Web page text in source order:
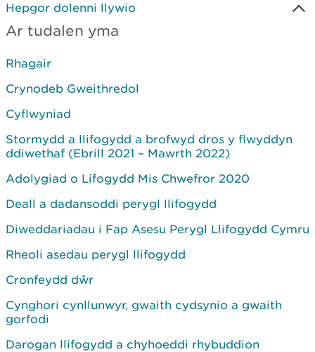
Hepgor dolenni llywio
Ar tudalen yma
Rhagair
Crynodeb Gweithredol
Cyflwyniad
Stormydd a llifogydd a brofwyd dros y flwyddyn
ddiwethaf (Ebrill 2021 – Mawrth 2022)
Adolygiad o Lifogydd Mis Chwefror 2020
Deall a dadansoddi perygl llifogydd
Diweddariadau i Fap Asesu Perygl Llifogydd Cymru
Rheoli asedau perygl llifogydd
Cronfeydd dŵr
Cynghori cynllunwyr, gwaith cydsynio a gwaith
gorfodi
Darogan llifogydd a chyhoeddi rhybuddion